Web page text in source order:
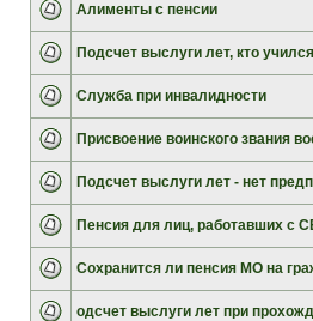
Алименты с пенсии
Подсчет выслуги лет, кто
Служба при инвалидности
Присвоение воинского звания
Подсчет выслуги лет - нет
Пенсия для лиц, работавших с
Сохранится ли пенсия МО на
одсчет выслуги лет при